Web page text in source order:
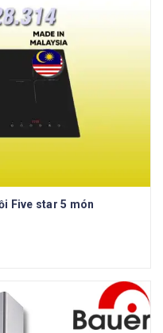
Five star 5 món